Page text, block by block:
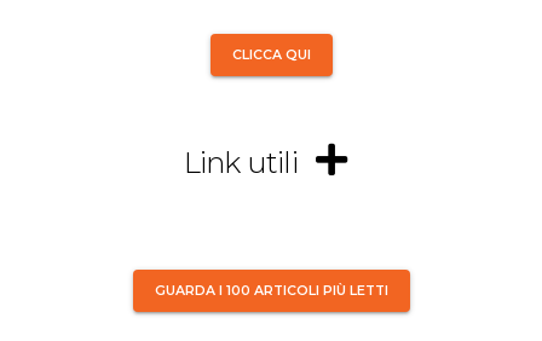
CLICCA QUI
Link utili
GUARDA I 100 ARTICOLI PIÙ LETTI